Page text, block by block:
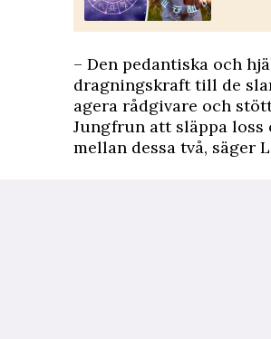
– Den pedantiska och
dragningskraft till de
agera rådgivare och
Jungfrun att släppa loss
mellan dessa två, säger